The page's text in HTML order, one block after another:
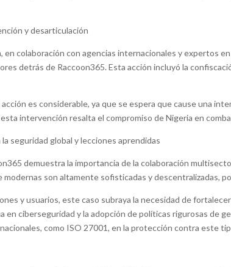
y desarticulación
en colaboración con agencias internacionales y expertos
detrás de Raccoon365. Esta acción incluyó la
es considerable, ya que se espera que cause una
intervención resalta el compromiso de Nigeria en
seguridad global y lecciones aprendidas
demuestra la importancia de la colaboración
modernas son altamente sofisticadas y descentralizadas,
y usuarios, este caso subraya la necesidad de
en ciberseguridad y la adopción de políticas rigurosas de
como ISO 27001, en la protección contra este